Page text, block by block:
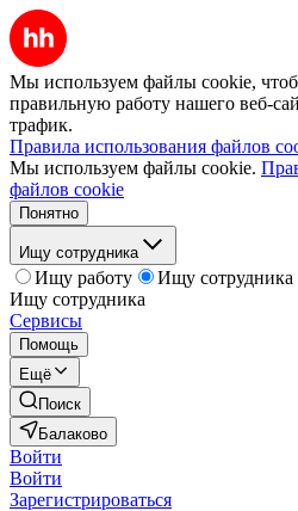
Мы используем файлы cookie,
правильную работу нашего веб-
трафик.
Правила использования файлов
Мы используем файлы cookie.
файлов cookie
Понятно
Ищу сотрудника
Ищу работу
Ищу сотрудника
Ищу сотрудника
Сервисы
Помощь
Ещё
Поиск
Балаково
Войти
Войти
Зарегистрироваться